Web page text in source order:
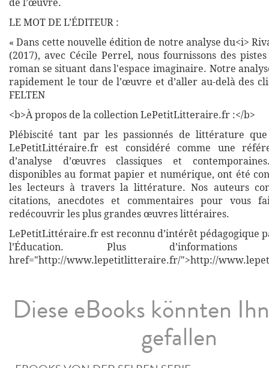
de l’œuvre.
LE MOT DE L’ÉDITEUR :
« Dans cette nouvelle édition de notre analyse du<i>
(2017), avec Cécile Perrel, nous fournissons des
roman se situant dans l'espace imaginaire. Notre
rapidement le tour de l’œuvre et d’aller au-delà des
FELTEN
<b>À propos de la collection LePetitLitteraire.fr :</b>
Plébiscité tant par les passionnés de littérature
LePetitLittéraire.fr est considéré comme une
d’analyse d’œuvres classiques et
disponibles au format papier et numérique, ont été
les lecteurs à travers la littérature. Nos auteurs
citations, anecdotes et commentaires pour vous
redécouvrir les plus grandes œuvres littéraires.
LePetitLittéraire.fr est reconnu d’intérêt pédagogique
l’Éducation. Plus
href="http://www.lepetitlitteraire.fr/">http://
Diese eBooks könnten
gefallen